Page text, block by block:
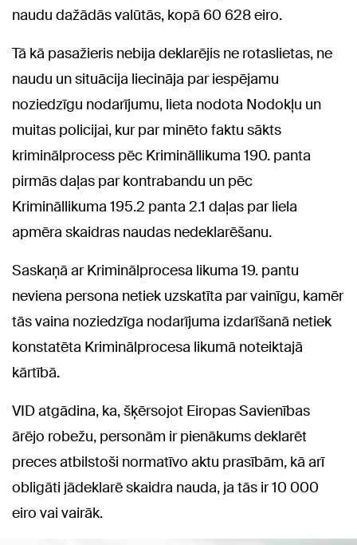
naudu dažādās valūtās, kopā 60 628 eiro.
Tā kā pasažieris nebija deklarējis ne rotaslietas, ne
naudu un situācija liecināja par iespējamu
noziedzīgu nodarījumu, lieta nodota Nodokļu un
muitas policijai, kur par minēto faktu sākts
kriminālprocess pēc Krimināllikuma 190. panta
pirmās daļas par kontrabandu un pēc
Krimināllikuma 195.2 panta 2.1 daļas par liela
apmēra skaidras naudas nedeklarēšanu.
Saskaņā ar Kriminālprocesa likuma 19. pantu
neviena persona netiek uzskatīta par vainīgu, kamēr
tās vaina noziedzīga nodarījuma izdarīšanā netiek
konstatēta Kriminālprocesa likumā noteiktajā
kārtībā.
VID atgādina, ka, šķērsojot Eiropas Savienības
ārējo robežu, personām ir pienākums deklarēt
preces atbilstoši normatīvo aktu prasībām, kā arī
obligāti jādeklarē skaidra nauda, ja tās ir 10 000
eiro vai vairāk.